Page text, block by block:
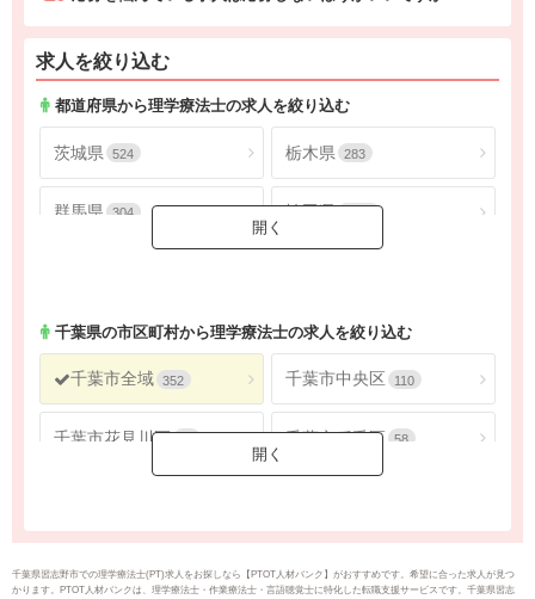
求人を絞り込む
都道府県から理学療法士の求人を絞り込む
茨城県 524 栃木県 283
群馬県 304 埼玉県
神奈川県 2686
千葉県の市区町村から理学療法士の求人を絞り込む
千葉市全域 352 千葉市中央区 110
千葉市花見川区 千葉市稲毛区 58
千葉県習志野市での理学療法士(PT)求人をお探しなら【PTOT人材バンク】がおすすめです。希望に合った求人が見つ
かります。PTOT人材バンクは、理学療法士・作業療法士・言語聴覚士に特化した転職支援サービスです。千葉県習志